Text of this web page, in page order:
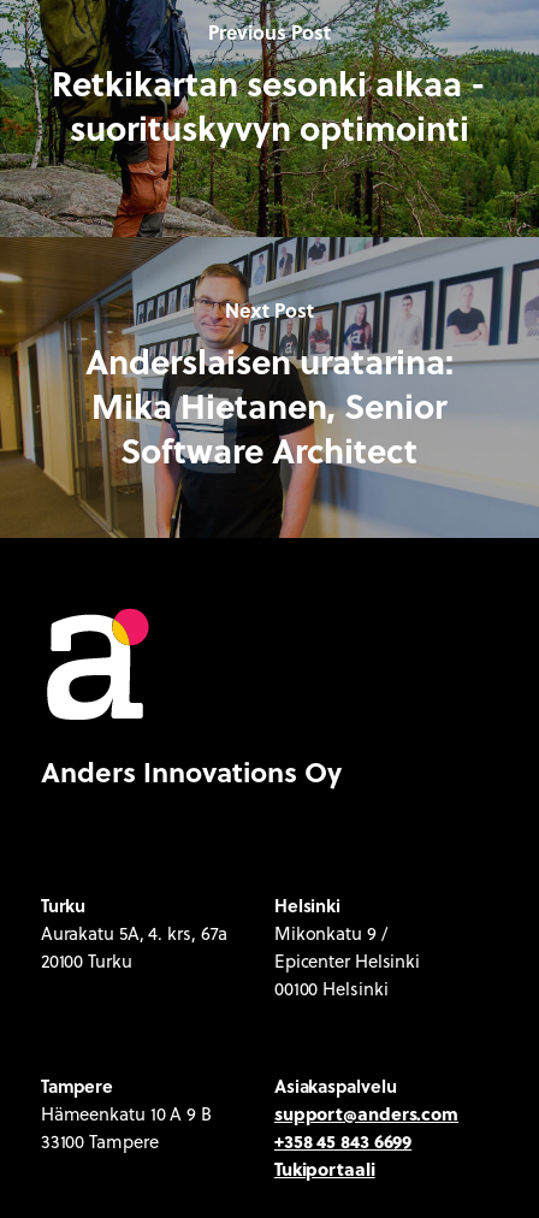
Previous Post
Retkikartan sesonki alkaa -
suorituskyvyn optimointi
Next Post
Anderslaisen uratarina:
Mika Hietanen, Senior
Software Architect
Anders Innovations Oy
Turku
Aurakatu 5A, 4. krs, 67a
20100 Turku
Helsinki
Mikonkatu 9 /
Epicenter Helsinki
00100 Helsinki
Tampere
Hämeenkatu 10 A 9 B
33100 Tampere
Asiakaspalvelu
support@anders.com
+358 45 843 6699
Tukiportaali